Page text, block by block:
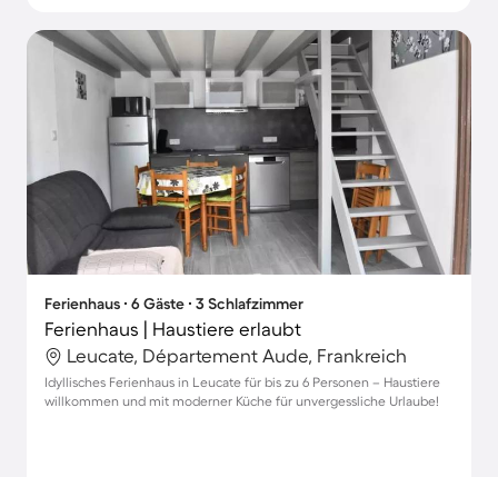
Ferienhaus ∙ 6 Gäste ∙ 3 Schlafzimmer
Ferienhaus | Haustiere erlaubt
Leucate, Département Aude, Frankreich
Idyllisches Ferienhaus in Leucate für bis zu 6 Personen – Haustiere
willkommen und mit moderner Küche für unvergessliche Urlaube!